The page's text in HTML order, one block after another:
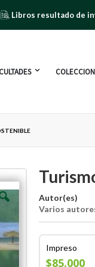
Libros resultado de
Autor(es)
Varios
Impreso
$85.000